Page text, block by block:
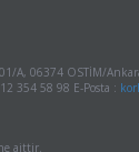
A, 06374 OSTİM/
354 58 98 E-Posta :
aittir.